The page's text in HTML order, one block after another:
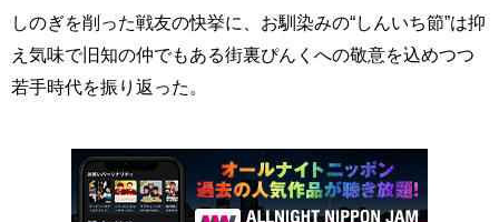
しのぎを削った戦友の快挙に、お馴染みの“しんいち節”は抑
え気味で旧知の仲でもある街裏ぴんくへの敬意を込めつつ
若手時代を振り返った。